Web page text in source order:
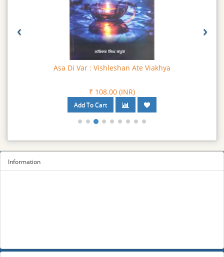
Asa Di Var : Vishleshan Ate Viakhya
₹ 108.00 (INR)
‹ ›
Information